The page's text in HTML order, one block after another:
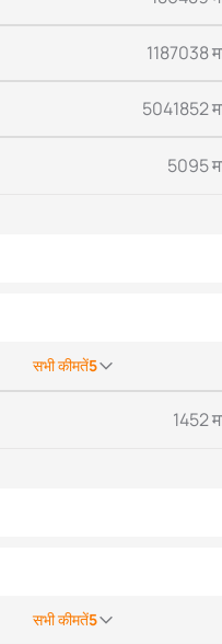
1187038
5041852
5095
सभी कीमतें5
1452
सभी कीमतें5